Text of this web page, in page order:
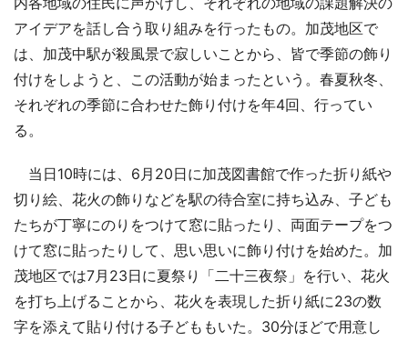
アイデアを話し合う取り組みを行ったもの。加茂地区で
は、加茂中駅が殺風景で寂しいことから、皆で季節の飾り
付けをしようと、この活動が始まったという。春夏秋冬、
それぞれの季節に合わせた飾り付けを年4回、行ってい
る。
当日10時には、6月20日に加茂図書館で作った折り紙や
切り絵、花火の飾りなどを駅の待合室に持ち込み、子ども
たちが丁寧にのりをつけて窓に貼ったり、両面テープをつ
けて窓に貼ったりして、思い思いに飾り付けを始めた。加
茂地区では7月23日に夏祭り「二十三夜祭」を行い、花火
を打ち上げることから、花火を表現した折り紙に23の数
字を添えて貼り付ける子どももいた。30分ほどで用意し